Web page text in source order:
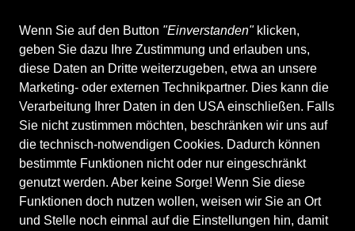
Wenn Sie auf den Button "Einverstanden"klicken,
geben Sie dazu Ihre Zustimmung und erlauben uns,
diese Daten an Dritte weiterzugeben, etwa an unsere
Marketing- oder externen Technikpartner. Dies kann die
Verarbeitung Ihrer Daten in den USA einschließen. Falls
Sie nicht zustimmen möchten, beschränken wir uns auf
die technisch-notwendigen Cookies. Dadurch können
bestimmte Funktionen nicht oder nur eingeschränkt
genutzt werden. Aber keine Sorge! Wenn Sie diese
Funktionen doch nutzen wollen, weisen wir Sie an Ort
und Stelle noch einmal auf die Einstellungen hin, damit
Gabor Damenschuhe Klassisch oak